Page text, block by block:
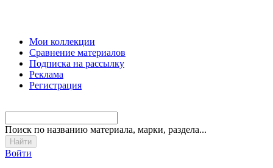
Мои коллекции
Сравнение материалов
Подписка на рассылку
Реклама
Регистрация
Поиск по названию материала, марки, раздела...
Войти